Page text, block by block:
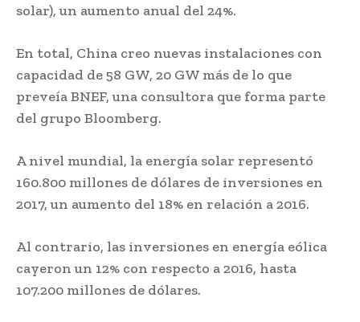
solar), un aumento anual del 24%.
En total, China creo nuevas instalaciones con
capacidad de 58 GW, 20 GW más de lo que
preveía BNEF, una consultora que forma parte
del grupo Bloomberg.
A nivel mundial, la energía solar representó
160.800 millones de dólares de inversiones en
2017, un aumento del 18% en relación a 2016.
Al contrario, las inversiones en energía eólica
cayeron un 12% con respecto a 2016, hasta
107.200 millones de dólares.